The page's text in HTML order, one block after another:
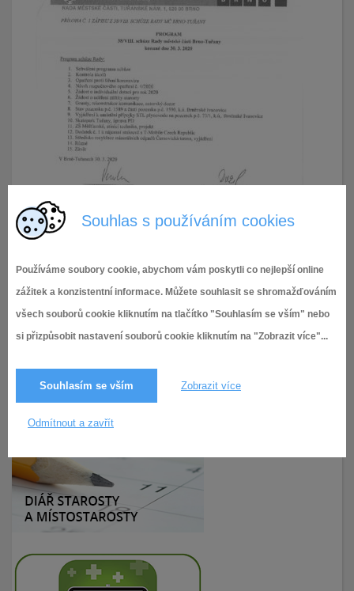
Souhlas s používáním cookies
Používáme soubory cookie, abychom vám poskytli co nejlepší online
zážitek a konzistentní informace. Můžete souhlasit se shromažďováním
všech souborů cookie kliknutím na tlačítko "Souhlasím se vším" nebo
si přizpůsobit nastavení souborů cookie kliknutím na "Zobrazit více"...
Souhlasím se vším Zobrazit více
Odmítnout a zavřít
7.4.2020